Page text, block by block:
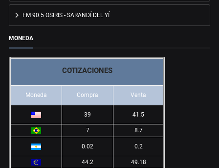
FM 90.5 OSIRIS - SARANDÍ DEL YÍ
MONEDA
COTIZACIONES
Moneda Compra Venta
39 41.5
7 8.7
0.02 0.2
44.2
49.18